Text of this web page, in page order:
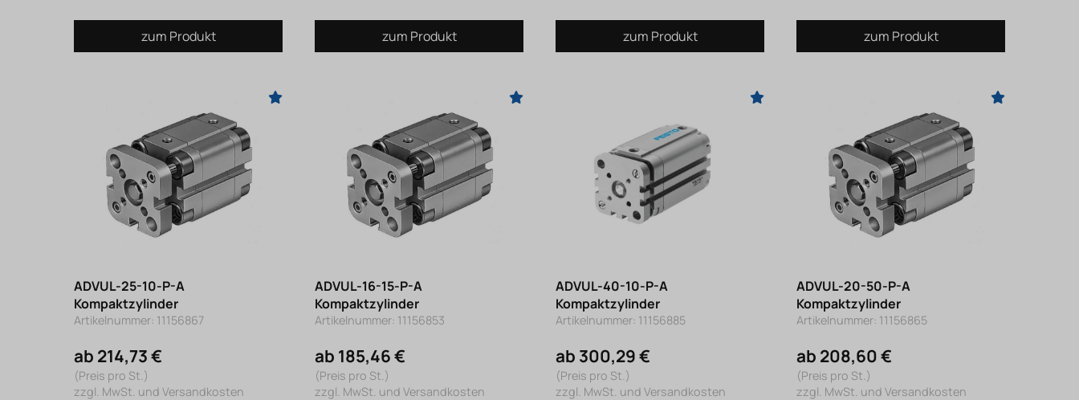
zum Produkt zum Produkt zum Produkt zum Produkt
ADVUL-25-10-P-A
Kompaktzylinder
Artikelnummer: 11156867
ab 214,73 €
(Preis pro St.)
zzgl. MwSt. und Versandkosten
ADVUL-16-15-P-A
Kompaktzylinder
Artikelnummer: 11156853
ab 185,46 €
(Preis pro St.)
zzgl. MwSt. und Versandkosten
ADVUL-40-10-P-A
Kompaktzylinder
Artikelnummer: 11156885
ab 300,29 €
(Preis pro St.)
zzgl. MwSt. und Versandkosten
ADVUL-20-50-P-A
Kompaktzylinder
Artikelnummer: 11156865
ab 208,60 €
(Preis pro St.)
zzgl. MwSt. und Versandkosten